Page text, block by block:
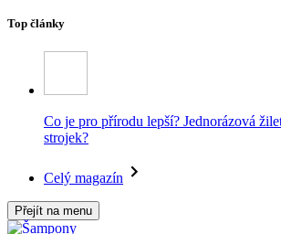
Top články
Co je pro přírodu lepší? Jednorázová
strojek?
Celý magazín
Přejít na menu